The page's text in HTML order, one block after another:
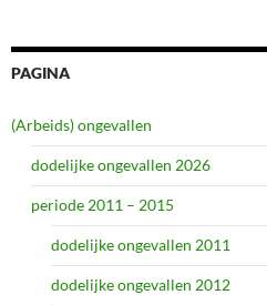
PAGINA
(Arbeids) ongevallen
dodelijke ongevallen 2026
periode 2011 – 2015
dodelijke ongevallen 2011
dodelijke ongevallen 2012